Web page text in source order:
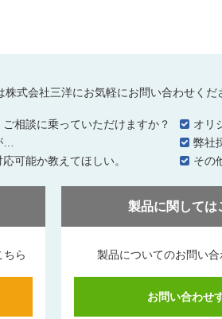
式会社三洋にお気軽にお問い合わせくだ
相談に乗っていただけますか？
可能か教えてほしい。
オリ
弊社
その
ちら
製品に関しては
製品についてのお問い合
お問い合わせ